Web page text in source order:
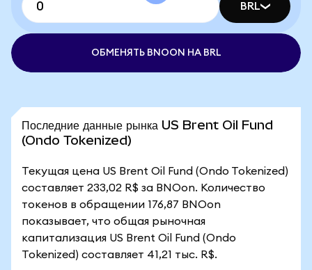
BRL
ОБМЕНЯТЬ BNOON НА BRL
Последние данные рынка US Brent Oil Fund
(Ondo Tokenized)
Текущая цена US Brent Oil Fund (Ondo Tokenized)
составляет 233,02 R$ за BNOon. Количество
токенов в обращении 176,87 BNOon
показывает, что общая рыночная
капитализация US Brent Oil Fund (Ondo
Tokenized) составляет 41,21 тыс. R$.